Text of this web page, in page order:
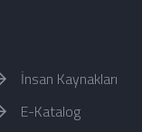
İnsan Kaynakları
E-Katalog